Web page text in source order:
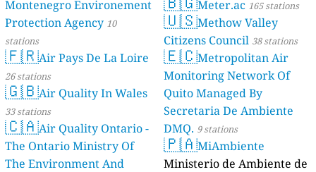
Montenegro Environement
Protection Agency 10
stations
🇫🇷Air Pays De La Loire
26 stations
🇬🇧Air Quality In Wales
33 stations
🇨🇦Air Quality Ontario -
The Ontario Ministry Of
The Environment And
Meter.ac 165 stations
🇺🇸Methow Valley
Citizens Council 38 stations
🇪🇨Metropolitan Air
Monitoring Network Of
Quito Managed By
Secretaria De Ambiente
DMQ. 9 stations
🇵🇦MiAmbiente
Ministerio de Ambiente de